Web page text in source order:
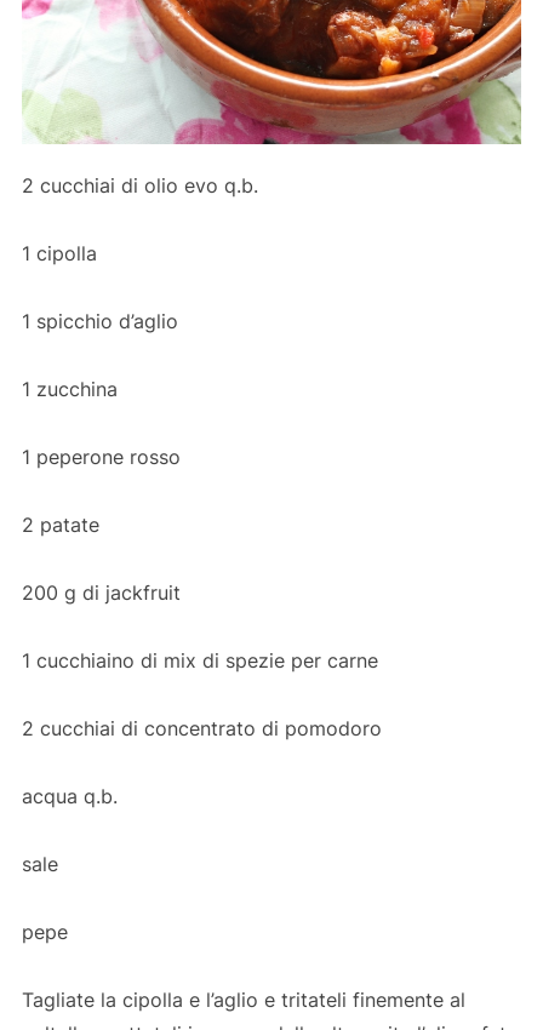
2 cucchiai di olio evo q.b.
1 cipolla
1 spicchio d’aglio
1 zucchina
1 peperone rosso
2 patate
200 g di jackfruit
1 cucchiaino di mix di spezie per carne
2 cucchiai di concentrato di pomodoro
acqua q.b.
sale
pepe
Tagliate la cipolla e l’aglio e tritateli finemente al